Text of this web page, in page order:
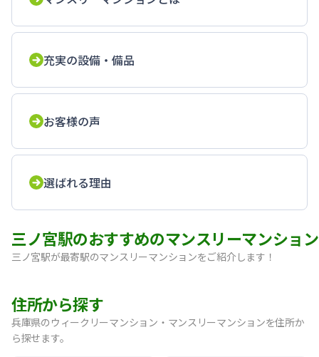
充実の設備・備品
お客様の声
選ばれる理由
三ノ宮駅のおすすめのマンスリーマンション
三ノ宮駅が最寄駅のマンスリーマンションをご紹介します！
【三宮・花時計前】SステイEL神戸三宮磯上通｜禁煙ルー
【神戸・三宮】Sステイ神戸三宮ジアコスモ｜禁煙ルーム
【神戸・三宮】Sステイ三宮ソレイユ｜Wi-Fi無料・禁煙・
住所から探す
兵庫県のウィークリーマンション・マンスリーマンションを住所か
ら探せます。